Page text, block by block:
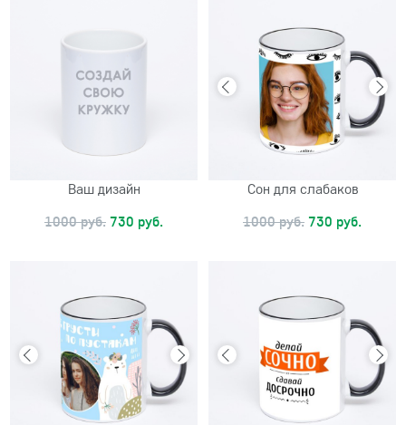
Ваш дизайн
1000 руб. 730 руб.
Сон для слабаков
1000 руб. 730 руб.